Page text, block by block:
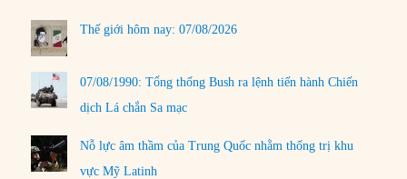
Thế giới hôm nay: 07/08/2026
07/08/1990: Tổng thống Bush ra lệnh tiến hành Chiến
dịch Lá chắn Sa mạc
Nỗ lực âm thầm của Trung Quốc nhằm thống trị khu
vực Mỹ Latinh